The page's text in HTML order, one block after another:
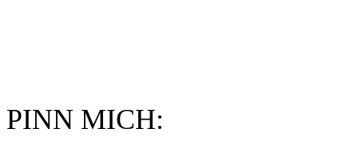
PINN MICH: